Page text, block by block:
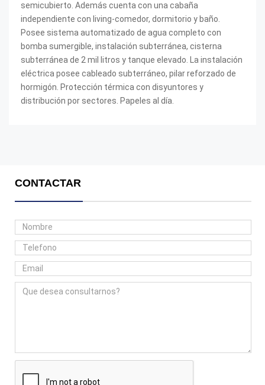
semicubierto. Además cuenta con una cabaña
independiente con living-comedor, dormitorio y baño.
Posee sistema automatizado de agua completo con
bomba sumergible, instalación subterránea, cisterna
subterránea de 2 mil litros y tanque elevado. La instalación
eléctrica posee cableado subterráneo, pilar reforzado de
hormigón. Protección térmica con disyuntores y
distribución por sectores. Papeles al día.
CONTACTAR